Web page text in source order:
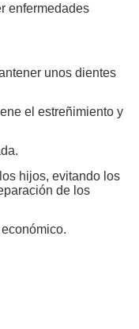
enfermedades
unos dientes
el estreñimiento y
hijos, evitando los
de los